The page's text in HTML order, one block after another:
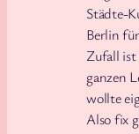
Städte-
Berlin
Zufall
ganzen
wollte
Also fix